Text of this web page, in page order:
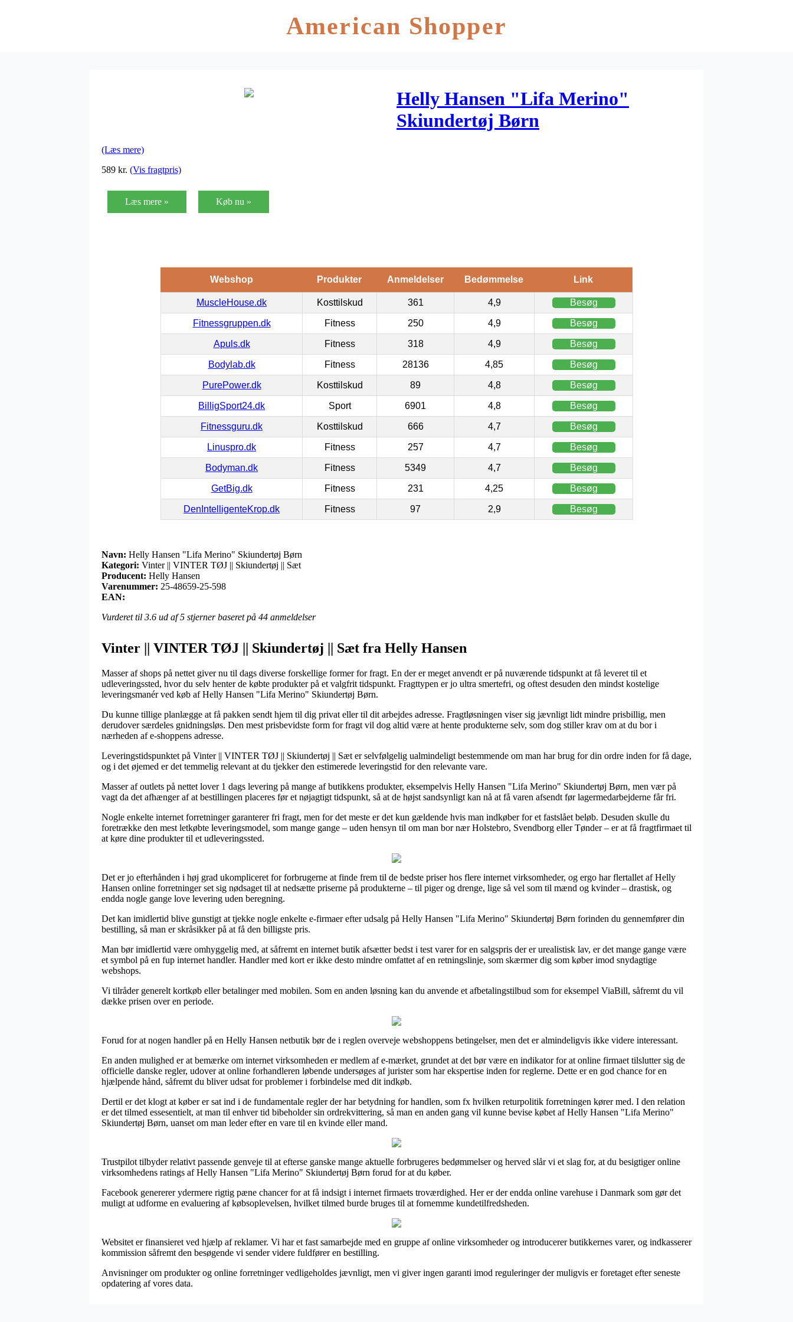
American Shopper
Helly Hansen "Lifa Merino"
Skiundertøj Børn
(Læs mere)
589 kr. (Vis fragtpris)
Læs mere » Køb nu »
Webshop Produkter Anmeldelser Bedømmelse Link
MuscleHouse.dk Kosttilskud 361 4,9 Besøg
Fitnessgruppen.dk Fitness 250 4,9 Besøg
Apuls.dk Fitness 318 4,9 Besøg
Bodylab.dk Fitness 28136 4,85 Besøg
PurePower.dk Kosttilskud 89 4,8 Besøg
BilligSport24.dk Sport 6901 4,8 Besøg
Fitnessguru.dk Kosttilskud 666 4,7 Besøg
Linuspro.dk Fitness 257 4,7 Besøg
Bodyman.dk Fitness 5349 4,7 Besøg
GetBig.dk Fitness 231 4,25 Besøg
DenIntelligenteKrop.dk Fitness 97 2,9 Besøg
Navn: Helly Hansen "Lifa Merino" Skiundertøj Børn
Kategori: Vinter || VINTER TØJ || Skiundertøj || Sæt
Producent: Helly Hansen
Varenummer: 25-48659-25-598
EAN:
Vurderet til 3.6 ud af 5 stjerner baseret på 44 anmeldelser
Vinter || VINTER TØJ || Skiundertøj || Sæt fra Helly Hansen
Masser af shops på nettet giver nu til dags diverse forskellige former for fragt. En der er meget anvendt er på nuværende tidspunkt at få leveret til et
udleveringssted, hvor du selv henter de købte produkter på et valgfrit tidspunkt. Fragttypen er jo ultra smertefri, og oftest desuden den mindst kostelige
leveringsmanér ved køb af Helly Hansen "Lifa Merino" Skiundertøj Børn.
Du kunne tillige planlægge at få pakken sendt hjem til dig privat eller til dit arbejdes adresse. Fragtløsningen viser sig jævnligt lidt mindre prisbillig, men
derudover særdeles gnidningsløs. Den mest prisbevidste form for fragt vil dog altid være at hente produkterne selv, som dog stiller krav om at du bor i
nærheden af e-shoppens adresse.
Leveringstidspunktet på Vinter || VINTER TØJ || Skiundertøj || Sæt er selvfølgelig ualmindeligt bestemmende om man har brug for din ordre inden for få dage,
og i det øjemed er det temmelig relevant at du tjekker den estimerede leveringstid for den relevante vare.
Masser af outlets på nettet lover 1 dags levering på mange af butikkens produkter, eksempelvis Helly Hansen "Lifa Merino" Skiundertøj Børn, men vær på
vagt da det afhænger af at bestillingen placeres før et nøjagtigt tidspunkt, så at de højst sandsynligt kan nå at få varen afsendt før lagermedarbejderne får fri.
Nogle enkelte internet forretninger garanterer fri fragt, men for det meste er det kun gældende hvis man indkøber for et fastslået beløb. Desuden skulle du
foretrække den mest letkøbte leveringsmodel, som mange gange – uden hensyn til om man bor nær Holstebro, Svendborg eller Tønder – er at få fragtfirmaet til
at køre dine produkter til et udleveringssted.
Det er jo efterhånden i høj grad ukompliceret for forbrugerne at finde frem til de bedste priser hos flere internet virksomheder, og ergo har flertallet af Helly
Hansen online forretninger set sig nødsaget til at nedsætte priserne på produkterne – til piger og drenge, lige så vel som til mænd og kvinder – drastisk, og
endda nogle gange love levering uden beregning.
Det kan imidlertid blive gunstigt at tjekke nogle enkelte e-firmaer efter udsalg på Helly Hansen "Lifa Merino" Skiundertøj Børn forinden du gennemfører din
bestilling, så man er skråsikker på at få den billigste pris.
Man bør imidlertid være omhyggelig med, at såfremt en internet butik afsætter bedst i test varer for en salgspris der er urealistisk lav, er det mange gange være
et symbol på en fup internet handler. Handler med kort er ikke desto mindre omfattet af en retningslinje, som skærmer dig som køber imod snydagtige
webshops.
Vi tilråder generelt kortkøb eller betalinger med mobilen. Som en anden løsning kan du anvende et afbetalingstilbud som for eksempel ViaBill, såfremt du vil
dække prisen over en periode.
Forud for at nogen handler på en Helly Hansen netbutik bør de i reglen overveje webshoppens betingelser, men det er almindeligvis ikke videre interessant.
En anden mulighed er at bemærke om internet virksomheden er medlem af e-mærket, grundet at det bør være en indikator for at online firmaet tilslutter sig de
officielle danske regler, udover at online forhandleren løbende undersøges af jurister som har ekspertise inden for reglerne. Dette er en god chance for en
hjælpende hånd, såfremt du bliver udsat for problemer i forbindelse med dit indkøb.
Dertil er det klogt at køber er sat ind i de fundamentale regler der har betydning for handlen, som fx hvilken returpolitik forretningen kører med. I den relation
er det tilmed essesentielt, at man til enhver tid bibeholder sin ordrekvittering, så man en anden gang vil kunne bevise købet af Helly Hansen "Lifa Merino"
Skiundertøj Børn, uanset om man leder efter en vare til en kvinde eller mand.
Trustpilot tilbyder relativt passende genveje til at efterse ganske mange aktuelle forbrugeres bedømmelser og herved slår vi et slag for, at du besigtiger online
virksomhedens ratings af Helly Hansen "Lifa Merino" Skiundertøj Børn forud for at du køber.
Facebook genererer ydermere rigtig pæne chancer for at få indsigt i internet firmaets troværdighed. Her er der endda online varehuse i Danmark som gør det
muligt at udforme en evaluering af købsoplevelsen, hvilket tilmed burde bruges til at fornemme kundetilfredsheden.
Websitet er finansieret ved hjælp af reklamer. Vi har et fast samarbejde med en gruppe af online virksomheder og introducerer butikkernes varer, og indkasserer
kommission såfremt den besøgende vi sender videre fuldfører en bestilling.
Anvisninger om produkter og online forretninger vedligeholdes jævnligt, men vi giver ingen garanti imod reguleringer der muligvis er foretaget efter seneste
opdatering af vores data.